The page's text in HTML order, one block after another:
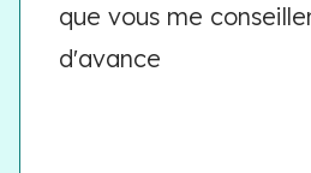
que vous me
d'avance